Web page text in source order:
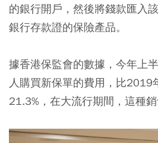
的銀行開戶，然後將錢款匯入
銀行存款證的保險產品。
據香港保監會的數據，今年上
人購買新保單的費用，比2019
21.3%，在大流行期間，這種銷